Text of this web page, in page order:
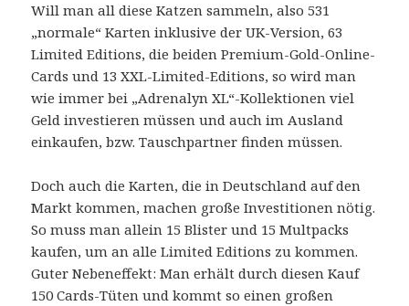
Will man all diese Katzen sammeln, also 531
„normale“ Karten inklusive der UK-Version, 63
Limited Editions, die beiden Premium-Gold-Online-
Cards und 13 XXL-Limited-Editions, so wird man
wie immer bei „Adrenalyn XL“-Kollektionen viel
Geld investieren müssen und auch im Ausland
einkaufen, bzw. Tauschpartner finden müssen.
Doch auch die Karten, die in Deutschland auf den
Markt kommen, machen große Investitionen nötig.
So muss man allein 15 Blister und 15 Multpacks
kaufen, um an alle Limited Editions zu kommen.
Guter Nebeneffekt: Man erhält durch diesen Kauf
150 Cards-Tüten und kommt so einen großen